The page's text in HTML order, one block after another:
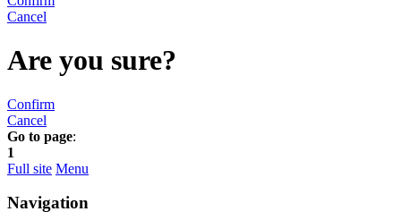
Cancel
Are you sure?
Confirm
Cancel
Go to page:
1
Full site Menu
Navigation